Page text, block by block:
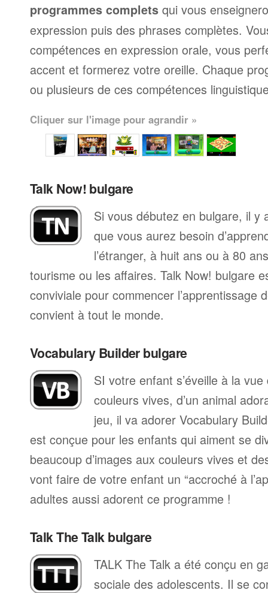
programmes complets qui vous
expression puis des phrases complètes.
compétences en expression orale, vous
accent et formerez votre oreille. Chaque
ou plusieurs de ces compétences
Cliquer sur l'image pour agrandir »
Talk Now! bulgare
Si vous débutez en bulgare, il y
que vous aurez besoin
l’étranger, à huit ans ou à 80
tourisme ou les affaires. Talk Now! bulgare
conviviale pour commencer l’apprentissage
convient à tout le monde.
Vocabulary Builder bulgare
SI votre enfant s’éveille à la vue
couleurs vives, d’un animal
jeu, il va adorer Vocabulary
est conçue pour les enfants qui aiment se
beaucoup d’images aux couleurs vives et
vont faire de votre enfant un “accroché à
adultes aussi adorent ce programme !
Talk The Talk bulgare
TALK The Talk a été conçu en
sociale des adolescents. Il se